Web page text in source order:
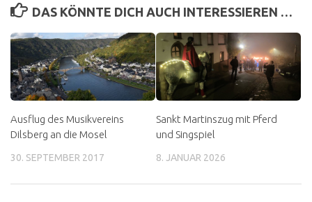
DAS KÖNNTE DICH AUCH INTERESSIEREN …
Ausflug des Musikvereins
Dilsberg an die Mosel
30. SEPTEMBER 2017
Sankt Martinszug mit Pferd
und Singspiel
8. JANUAR 2026